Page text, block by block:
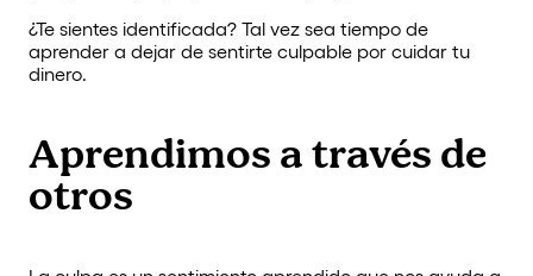
¿Te sientes identificada? Tal vez sea tiempo de
aprender a dejar de sentirte culpable por cuidar tu
dinero.
Aprendimos a través de
otros